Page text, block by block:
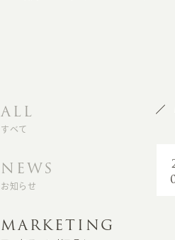
ALL
すべて
NEWS
お知らせ
MARKETING